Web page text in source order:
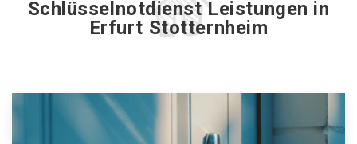
Schlüsselnotdienst Leistungen in
Erfurt Stotternheim